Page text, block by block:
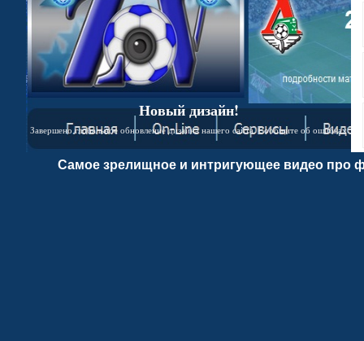
Новый дизайн!
Завершено глобальное обновление дизайна нашего сайта. Сообщите об ошибках
Самое зрелищное и интригующее видео про